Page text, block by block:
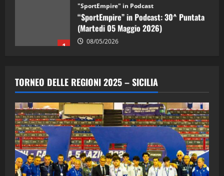
1
“SportEmpire” in Podcast: 30^ Puntata
(Martedi 05 Maggio 2026)
2
“SportEmpire” in Podcast: 29^ Puntata
(Martedi 28 Aprile 2026)
3
"SportEmpire" in Podcast
“SportEmpire” in Podcast: 28^ Puntata
(Martedi 21 Aprile 2026)
21/04/2026
TORNEO DELLE REGIONI 2025 – SICILIA